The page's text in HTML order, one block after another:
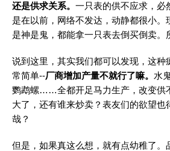
还是供求关系。 一只表的供不应求，必
是在以前，网络不发达，动静都很小。
是神是鬼，都能拿一只表去倒买倒卖。
说到这里，其实我们都可以发现，这种
常简单--厂商增加产量不就行了嘛。 水
鹦鹉螺……全都开足马力生产，改变供
大了，还有谁来炒卖？表友们的欲望也
哉？
但是，如果真这么想，就有点幼稚了。